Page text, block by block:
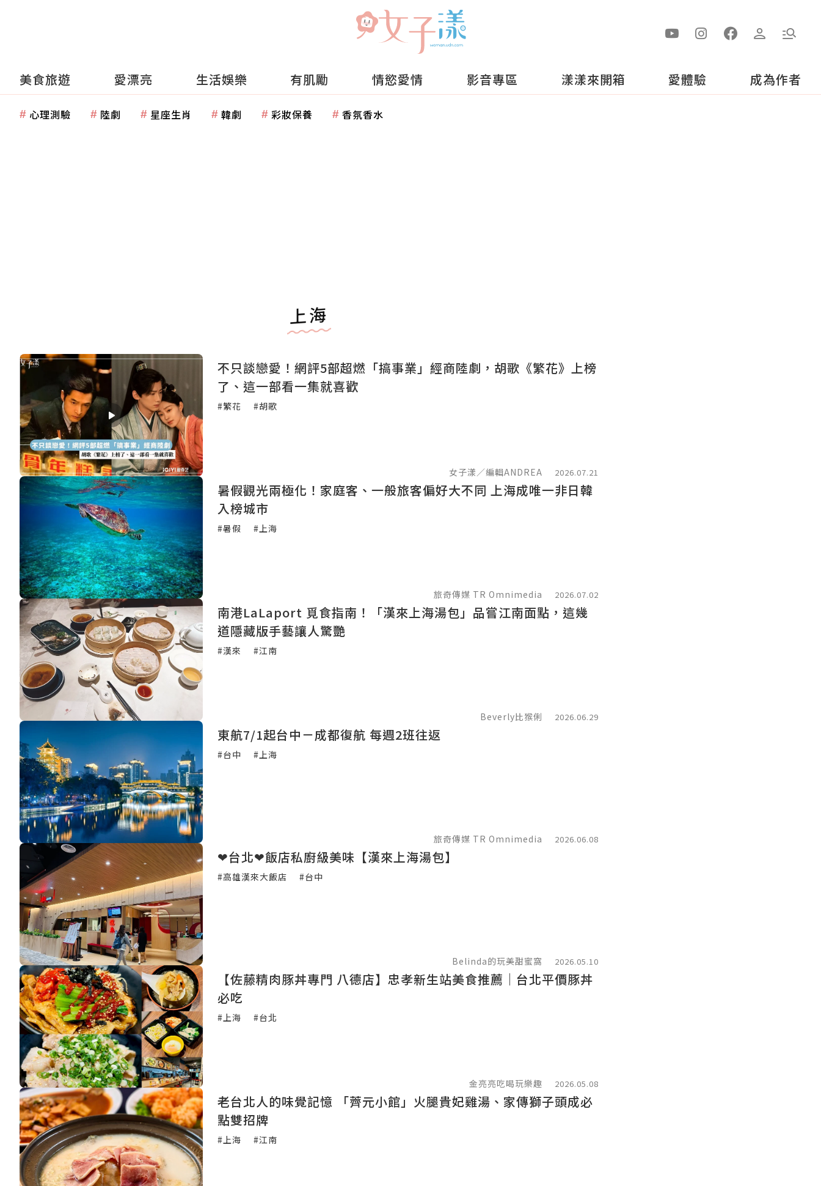
美食旅遊 愛漂亮 生活娛樂 有肌勵 情慾愛情 影音專區 漾漾來開箱 愛體驗 成為作者
心理測驗 陸劇 星座生肖 韓劇 彩妝保養 香氛香水
上海
不只談戀愛！網評5部超燃「搞事業」經商陸劇，胡歌《繁花》上榜
了、這一部看一集就喜歡
#繁花 #胡歌
女子漾／編輯ANDREA 2026.07.21
暑假觀光兩極化！家庭客、一般旅客偏好大不同 上海成唯一非日韓
入榜城市
#暑假 #上海
旅奇傳媒 TR Omnimedia 2026.07.02
南港LaLaport 覓食指南！「漢來上海湯包」品嘗江南面點，這幾
道隱藏版手藝讓人驚艷
#漢來 #江南
Beverly比猴俐 2026.06.29
東航7/1起台中－成都復航 每週2班往返
#台中 #上海
旅奇傳媒 TR Omnimedia 2026.06.08
❤台北❤飯店私廚級美味【漢來上海湯包】
#高雄漢來大飯店 #台中
Belinda的玩美甜蜜窩 2026.05.10
【佐藤精肉豚丼專門 八德店】忠孝新生站美食推薦｜台北平價豚丼
必吃
#上海 #台北
金亮亮吃喝玩樂趣 2026.05.08
老台北人的味覺記憶 「薺元小館」火腿貴妃雞湯、家傳獅子頭成必
點雙招牌
#上海 #江南